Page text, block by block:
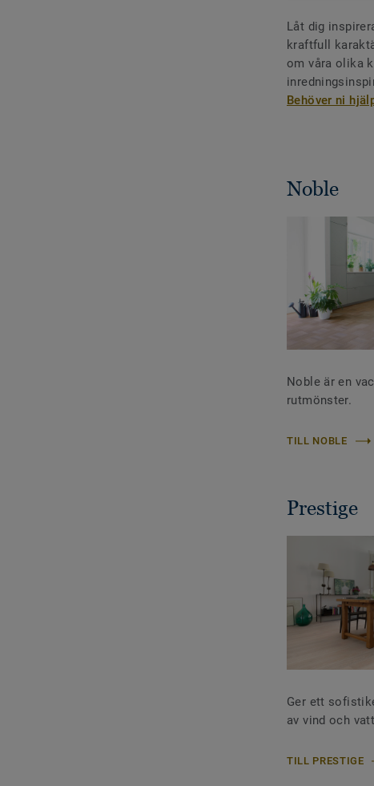
Låt dig
kraftfull
om våra olika
Behöver ni
Noble
Noble är en
rutmönster.
TILL NOBLE
Prestige
Ger ett
av vind och
TILL PRESTIGE